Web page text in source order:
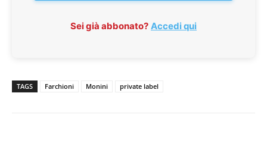
Sei già abbonato? Accedi qui
TAGS Farchioni Monini private label